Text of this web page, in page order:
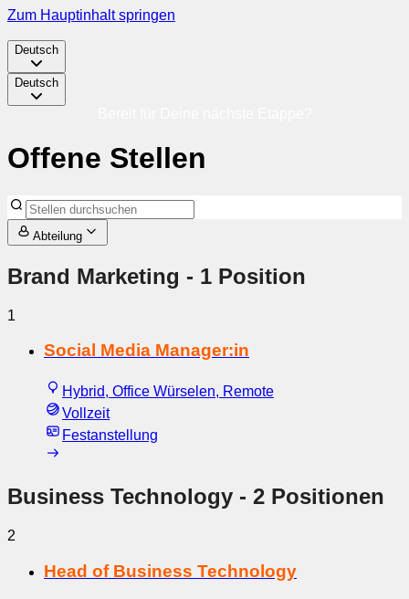
Zum Hauptinhalt springen
Deutsch
Deutsch
Offene Stellen
Abteilung
Brand Marketing - 1 Position
1
Social Media Manager:in
Hybrid, Office Würselen, Remote
Vollzeit
Festanstellung
Business Technology - 2 Positionen
2
Head of Business Technology